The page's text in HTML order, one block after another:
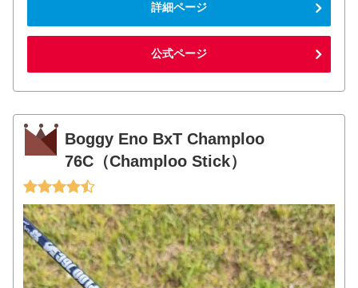
詳細ページ
公式ページ
Boggy Eno BxT Champloo
76C（Champloo Stick）